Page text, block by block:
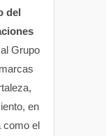
del
Grupo
en
como el